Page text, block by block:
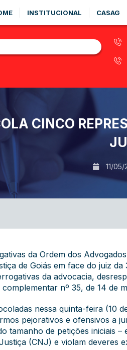
INSTITUCIONAL CASAG
CINCO
11/05/
da Ordem dos
de Goiás em face do juiz
da advocacia,
complementar nº 35, de 14 de
nessa quinta-feira (10
pejorativos e ofensivos a
tamanho de petições iniciais
(CNJ) e violam deveres